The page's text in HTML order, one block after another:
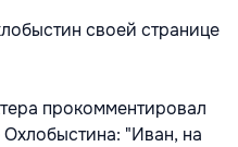
своей странице
прокомментировал
"Иван, на